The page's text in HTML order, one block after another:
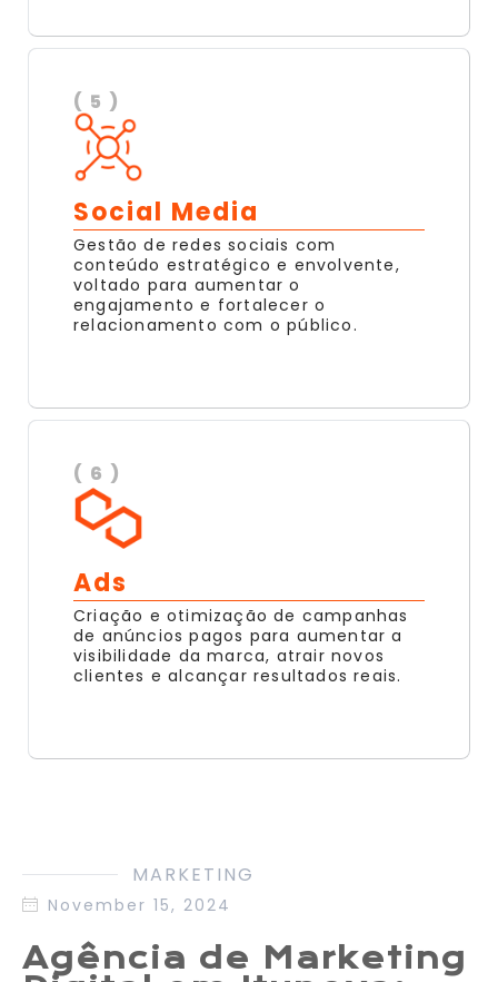
( 5 )
Social Media
Gestão de redes sociais com
conteúdo estratégico e envolvente,
voltado para aumentar o
engajamento e fortalecer o
relacionamento com o público.
( 6 )
Ads
Criação e otimização de campanhas
de anúncios pagos para aumentar a
visibilidade da marca, atrair novos
clientes e alcançar resultados reais.
MARKETING
November 15, 2024
Agência de Marketing